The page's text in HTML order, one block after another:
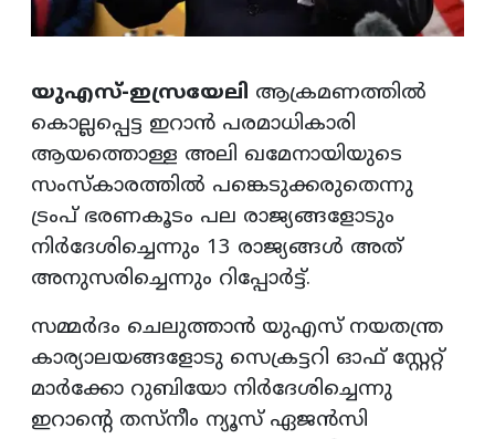
യുഎസ്-ഇസ്രയേലി ആക്രമണത്തിൽ
കൊല്ലപ്പെട്ട ഇറാൻ പരമാധികാരി
ആയത്തൊള്ള അലി ഖമേനായിയുടെ
സംസ്‌കാരത്തിൽ പങ്കെടുക്കരുതെന്നു
ട്രംപ് ഭരണകൂടം പല രാജ്യങ്ങളോടും
നിർദേശിച്ചെന്നും 13 രാജ്യങ്ങൾ അത്
അനുസരിച്ചെന്നും റിപ്പോർട്ട്.
സമ്മർദം ചെലുത്താൻ യുഎസ് നയതന്ത്ര
കാര്യാലയങ്ങളോടു സെക്രട്ടറി ഓഫ് സ്റ്റേറ്റ്
മാർക്കോ റുബിയോ നിർദേശിച്ചെന്നു
ഇറാന്റെ തസ്‌നീം ന്യൂസ് ഏജൻസി